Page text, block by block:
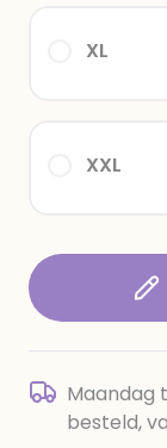
XXL
XL
Maandag
besteld,